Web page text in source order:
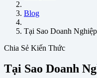
Blog
Tại Sao Doanh
Chia Sẻ Kiến Thức
Tại Sao Doanh